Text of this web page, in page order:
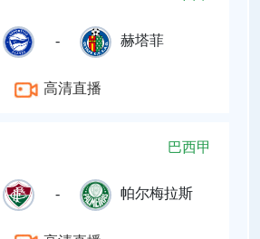
- 赫塔菲
高清直播
巴西甲
- 帕尔梅拉斯